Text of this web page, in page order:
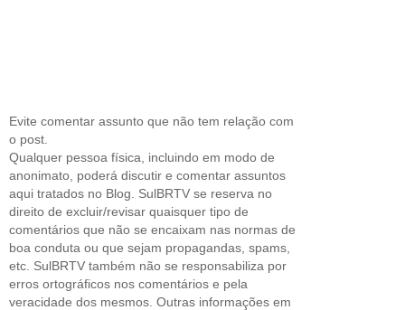
Evite comentar assunto que não tem relação com
o post.
Qualquer pessoa física, incluindo em modo de
anonimato, poderá discutir e comentar assuntos
aqui tratados no Blog. SulBRTV se reserva no
direito de excluir/revisar quaisquer tipo de
comentários que não se encaixam nas normas de
boa conduta ou que sejam propagandas, spams,
etc. SulBRTV também não se responsabiliza por
erros ortográficos nos comentários e pela
veracidade dos mesmos. Outras informações em